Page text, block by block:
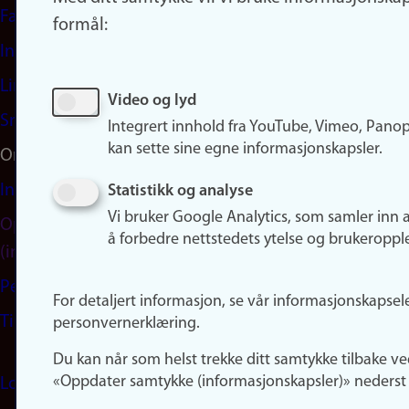
Facebook
Instagram
LinkedIn
Snapchat
Om nettstedet
Informasjonskapsler
Oppdater samtykke
(informasjonskapsler)
Personvern
Tilgjengelighetserklæring
Logg inn
formål:
Video og lyd
Integrert innhold fra YouTube, Vimeo,
kan sette sine egne informasjonskapsler.
Statistikk og analyse
Vi bruker Google Analytics, som samler inn
å forbedre nettstedets ytelse og
For detaljert informasjon, se vår
personvernerklæring.
Du kan når som helst trekke ditt samtykke tilbake
«Oppdater samtykke (informasjonskapsler)» nederst